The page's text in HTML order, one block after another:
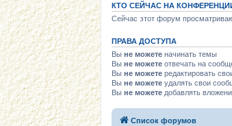
КТО СЕЙЧАС НА
Сейчас этот форум
ПРАВА ДОСТУПА
Вы не можете начинать темы
Вы не можете отвечать на
Вы не можете редактировать
Вы не можете удалять свои
Вы не можете добавлять
Список форумов